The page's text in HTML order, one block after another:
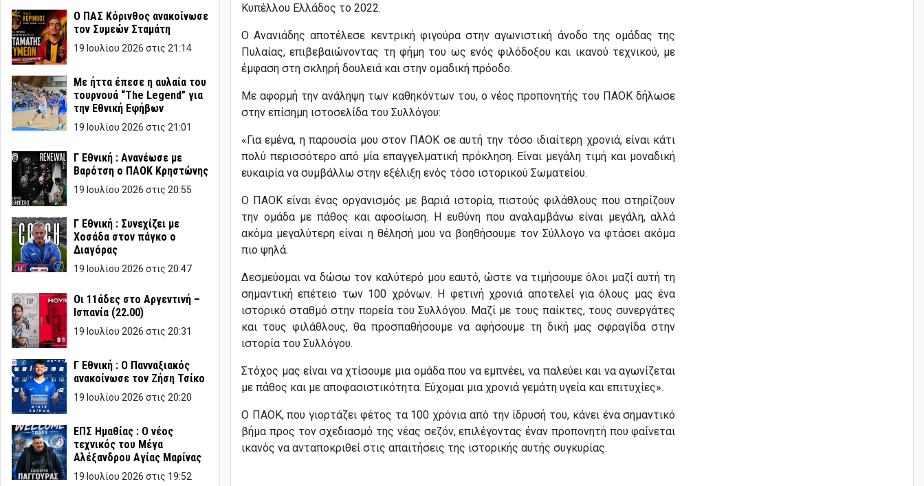
Ο ΠΑΣ Κόρινθος ανακοίνωσε
τον Συμεών Σταμάτη
19 Ιουλίου 2026 στις 21:14
Με ήττα έπεσε η αυλαία του
τουρνουά “The Legend” για
την Εθνική Εφήβων
19 Ιουλίου 2026 στις 21:01
Γ Εθνική : Ανανέωσε με
Βαρότση ο ΠΑΟΚ Κρηστώνης
19 Ιουλίου 2026 στις 20:55
Γ Εθνική : Συνεχίζει με
Χοσάδα στον πάγκο ο
Διαγόρας
19 Ιουλίου 2026 στις 20:47
Οι 11άδες στο Αργεντινή –
Ισπανία (22.00)
19 Ιουλίου 2026 στις 20:31
Γ Εθνική : Ο Πανναξιακός
ανακοίνωσε τον Ζήση Τσίκο
19 Ιουλίου 2026 στις 20:20
ΕΠΣ Ημαθίας : Ο νέος
τεχνικός του Μέγα
Αλέξανδρου Αγίας Μαρίνας
19 Ιουλίου 2026 στις 19:52
Κυπέλλου Ελλάδος το 2022.
Ο Ανανιάδης αποτέλεσε κεντρική φιγούρα στην αγωνιστική άνοδο της ομάδας της
Πυλαίας, επιβεβαιώνοντας τη φήμη του ως ενός φιλόδοξου και ικανού τεχνικού, με
έμφαση στη σκληρή δουλειά και στην ομαδική πρόοδο.
Με αφορμή την ανάληψη των καθηκόντων του, ο νέος προπονητής του ΠΑΟΚ δήλωσε
στην επίσημη ιστοσελίδα του Συλλόγου:
«Για εμένα, η παρουσία μου στον ΠΑΟΚ σε αυτή την τόσο ιδιαίτερη χρονιά, είναι κάτι
πολύ περισσότερο από μία επαγγελματική πρόκληση. Είναι μεγάλη τιμή και μοναδική
ευκαιρία να συμβάλλω στην εξέλιξη ενός τόσο ιστορικού Σωματείου.
Ο ΠΑΟΚ είναι ένας οργανισμός με βαριά ιστορία, πιστούς φιλάθλους που στηρίζουν
την ομάδα με πάθος και αφοσίωση. Η ευθύνη που αναλαμβάνω είναι μεγάλη, αλλά
ακόμα μεγαλύτερη είναι η θέλησή μου να βοηθήσουμε τον Σύλλογο να φτάσει ακόμα
πιο ψηλά.
Δεσμεύομαι να δώσω τον καλύτερό μου εαυτό, ώστε να τιμήσουμε όλοι μαζί αυτή τη
σημαντική επέτειο των 100 χρόνων. Η φετινή χρονιά αποτελεί για όλους μας ένα
ιστορικό σταθμό στην πορεία του Συλλόγου. Μαζί με τους παίκτες, τους συνεργάτες
και τους φιλάθλους, θα προσπαθήσουμε να αφήσουμε τη δική μας σφραγίδα στην
ιστορία του Συλλόγου.
Στόχος μας είναι να χτίσουμε μια ομάδα που να εμπνέει, να παλεύει και να αγωνίζεται
με πάθος και με αποφασιστικότητα. Εύχομαι μια χρονιά γεμάτη υγεία και επιτυχίες».
Ο ΠΑΟΚ, που γιορτάζει φέτος τα 100 χρόνια από την ίδρυσή του, κάνει ένα σημαντικό
βήμα προς τον σχεδιασμό της νέας σεζόν, επιλέγοντας έναν προπονητή που φαίνεται
ικανός να ανταποκριθεί στις απαιτήσεις της ιστορικής αυτής συγκυρίας.